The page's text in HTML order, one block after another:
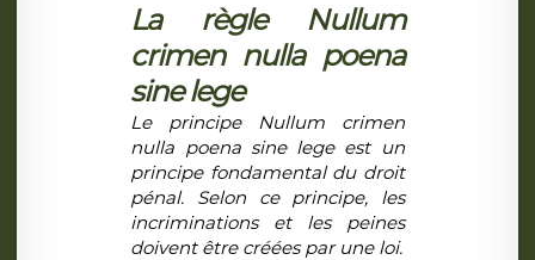
La règle
Nullum
crimen nulla poena
sine lege
Le principe
Nullum crimen
nulla poena sine legeest un
principe fondamental du droit
pénal. Selon ce principe, les
incriminations et les peines
doivent être créées par une loi.